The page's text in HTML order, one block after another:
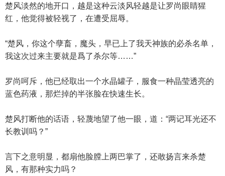
楚风淡然的地开口，越是这种云淡风轻越是让罗尚眼睛猩
红，他觉得被轻视了，在遭受屈辱。
“楚风，你这个孽畜，魔头，早已上了我天神族的必杀名单，
我这次过来主要就是爲了杀尔等……”
罗尚呵斥，他已经取出一个水晶罐子，服食一种晶莹透亮的
蓝色药液，那烂掉的半张脸在快速生长。
楚风打断他的话语，轻蔑地望了他一眼，道：“两记耳光还不
长教训吗？”
言下之意明显，都扇他脸膛上两巴掌了，还敢扬言来杀楚
风，有那种实力吗？